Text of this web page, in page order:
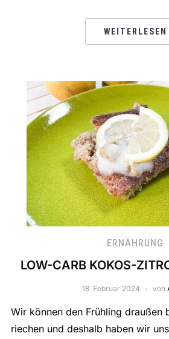
WEITERLESEN
ERNÄHRUNG
LOW-CARB KOKOS-
18. Februar 2024 von
Wir können den Frühling draußen
riechen und deshalb haben wir